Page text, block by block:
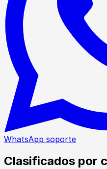
WhatsApp soporte
Clasificados por